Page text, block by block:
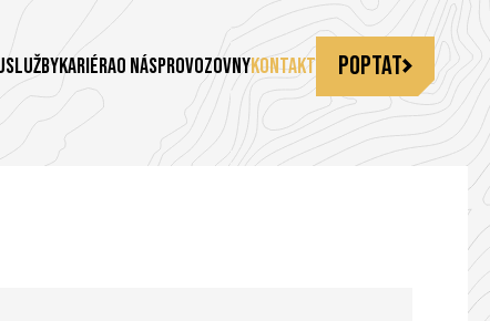
SlužbyKariéraO násProvozovnyKontakt Poptat